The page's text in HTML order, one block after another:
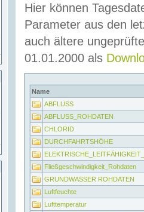
Hier können
Parameter aus den
auch ältere
01.01.2000 als
Name
ABFLUSS
ABFLUSS_ROHDATEN
CHLORID
DURCHFAHRTSHÖHE
Fließgeschwindigkeit_Rohdaten
GRUNDWASSER ROHDATEN
Luftfeuchte
Lufttemperatur